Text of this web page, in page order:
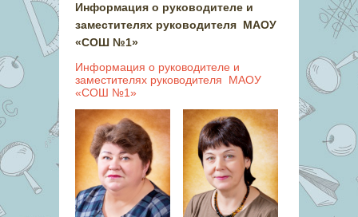
Информация о руководителе и
заместителях руководителя МАОУ
«СОШ №1»
Информация о руководителе и
заместителях руководителя МАОУ
«СОШ №1»